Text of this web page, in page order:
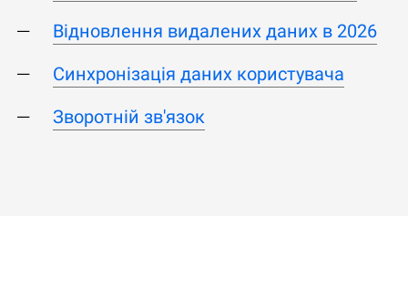
Відновлення видалених даних в 2026
Синхронізація даних користувача
Зворотній зв'язок